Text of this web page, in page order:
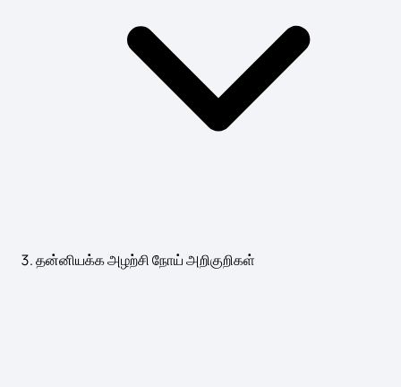
தன்னியக்க அழற்சி நோய் அறிகுறிகள்